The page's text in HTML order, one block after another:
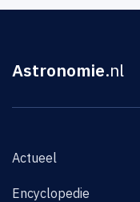
Astronomie.nl
Actueel
Encyclopedie